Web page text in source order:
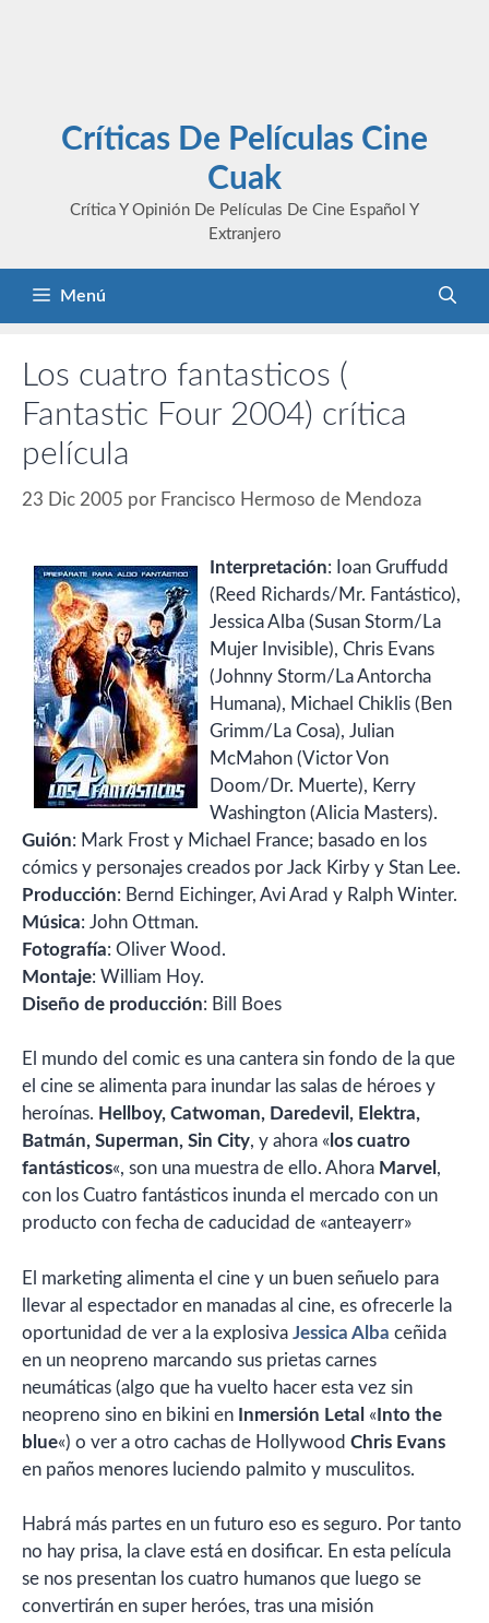
Críticas De Películas Cine
Cuak
Crítica Y Opinión De Películas De Cine Español Y
Extranjero
Menú
Los cuatro fantasticos (
Fantastic Four 2004) crítica
película
23 Dic 2005 por Francisco Hermoso de Mendoza
Interpretación: Ioan Gruffudd
(Reed Richards/Mr. Fantástico),
Jessica Alba (Susan Storm/La
Mujer Invisible), Chris Evans
(Johnny Storm/La Antorcha
Humana), Michael Chiklis (Ben
Grimm/La Cosa), Julian
McMahon (Victor Von
Doom/Dr. Muerte), Kerry
Washington (Alicia Masters).
Guión: Mark Frost y Michael France; basado en los
cómics y personajes creados por Jack Kirby y Stan Lee.
Producción: Bernd Eichinger, Avi Arad y Ralph Winter.
Música: John Ottman.
Fotografía: Oliver Wood.
Montaje: William Hoy.
Diseño de producción: Bill Boes
El mundo del comic es una cantera sin fondo de la que
el cine se alimenta para inundar las salas de héroes y
heroínas. Hellboy, Catwoman, Daredevil, Elektra,
Batmán, Superman, Sin City, y ahora « los cuatro
fantásticos«, son una muestra de ello. Ahora Marvel ,
con los Cuatro fantásticos inunda el mercado con un
producto con fecha de caducidad de «anteayerr»
El marketing alimenta el cine y un buen señuelo para
llevar al espectador en manadas al cine, es ofrecerle la
oportunidad de ver a la explosiva Jessica Alba ceñida
en un neopreno marcando sus prietas carnes
neumáticas (algo que ha vuelto hacer esta vez sin
neopreno sino en bikini en Inmersión Letal « Into the
blue«) o ver a otro cachas de Hollywood Chris Evans
en paños menores luciendo palmito y musculitos.
Habrá más partes en un futuro eso es seguro. Por tanto
no hay prisa, la clave está en dosificar. En esta película
se nos presentan los cuatro humanos que luego se
convertirán en super heróes, tras una misión